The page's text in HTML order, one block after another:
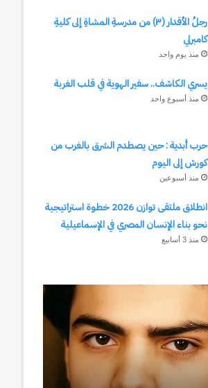
رجلُ الأقدار (٣) من مدرسةِ المشاةِ إلى كليةِ
كامبرلي
منذ يوم واحد
يسري الكاشف.. سفير الهوية في قلب الغربة
منذ أسبوع واحد
حرب أبدية : حين يصطدم الشرق بالغرب من
كورش إلى اليوم
منذ أسبوعين
انطلاق ملتقى توازن 2026 خطوة استراتيجية
نحو بناء الإنسان المصري في الإسماعيلية
منذ 3 أسابيع